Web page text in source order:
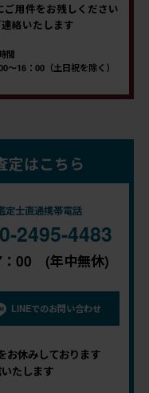
用件をお残しください
絡いたします
間
～16：00（土日祝を除く）
定はこちら
定士直通携帯電話
2495-4483
00 (年中無休)
LINEでのお問い合わせ
お休みしております
たします